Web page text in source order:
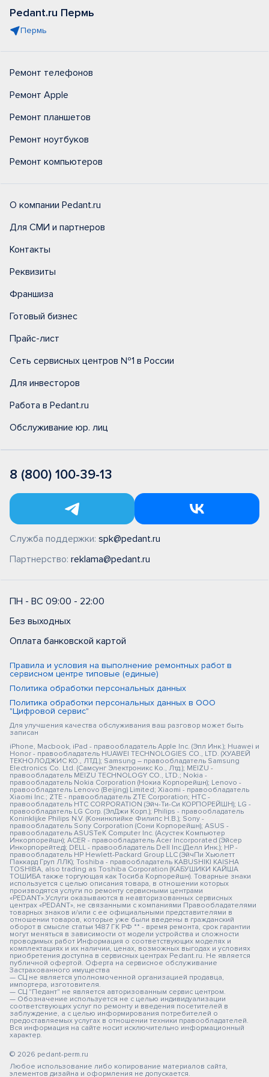
Pedant.ru Пермь
Пермь
Ремонт телефонов
Ремонт Apple
Ремонт планшетов
Ремонт ноутбуков
Ремонт компьютеров
О компании Pedant.ru
Для СМИ и партнеров
Контакты
Реквизиты
Франшиза
Готовый бизнес
Прайс-лист
Сеть сервисных центров №1 в России
Для инвесторов
Работа в Pedant.ru
Обслуживание юр. лиц
8 (800) 100-39-13
Служба поддержки: spk@pedant.ru
Партнерство: reklama@pedant.ru
ПН - ВС 09:00 - 22:00
Без выходных
Оплата банковской картой
Правила и условия на выполнение ремонтных работ в
сервисном центре типовые (единые)
Политика обработки персональных данных
Политика обработки персональных данных в ООО
"Цифровой сервис"
Для улучшения качества обслуживания ваш разговор может быть
записан
iPhone, Macbook, iPad - правообладатель Apple Inc. (Эпл Инк.); Huawei и
Honor - правообладатель HUAWEI TECHNOLOGIES CO., LTD. (ХУАВЕЙ
ТЕКНОЛОДЖИС КО., ЛТД.); Samsung – правообладатель Samsung
Electronics Co. Ltd. (Самсунг Электроникс Ко., Лтд.); MEIZU -
правообладатель MEIZU TECHNOLOGY CO., LTD.; Nokia -
правообладатель Nokia Corporation (Нокиа Корпорейшн); Lenovo -
правообладатель Lenovo (Beijing) Limited; Xiaomi - правообладатель
Xiaomi Inc.; ZTE - правообладатель ZTE Corporation; HTC -
правообладатель HTC CORPORATION (Эйч-Ти-Си КОРПОРЕЙШН); LG -
правообладатель LG Corp. (ЭлДжи Корп.); Philips - правообладатель
Koninklijke Philips N.V. (Конинклийке Филипс Н.В.); Sony -
правообладатель Sony Corporation (Сони Корпорейшн); ASUS -
правообладатель ASUSTeK Computer Inc. (Асустек Компьютер
Инкорпорейшн); ACER - правообладатель Acer Incorporated (Эйсер
Инкорпорейтед); DELL - правообладатель Dell Inc.(Делл Инк.); HP -
правообладатель HP Hewlett-Packard Group LLC (ЭйчПи Хьюлетт
Паккард Груп ЛЛК); Toshiba - правообладатель KABUSHIKI KAISHA
TOSHIBA, also trading as Toshiba Corporation (КАБУШИКИ КАЙША
ТОШИБА также торгующая как Тосиба Корпорейшн). Товарные знаки
используется с целью описания товара, в отношении которых
производятся услуги по ремонту сервисными центрами
«PEDANT».Услуги оказываются в неавторизованных сервисных
центрах «PEDANT», не связанными с компаниями Правообладателями
товарных знаков и/или с ее официальными представителями в
отношении товаров, которые уже были введены в гражданский
оборот в смысле статьи 1487 ГК РФ ** - время ремонта, срок гарантии
могут меняться в зависимости от модели устройства и сложности
проводимых работ Информация о соответствующих моделях и
комплектациях и их наличии, ценах, возможных выгодах и условиях
приобретения доступна в сервисных центрах Pedant.ru. Не является
публичной офертой. Оферта на сервисное обслуживание
Застрахованного имущества
— СЦ не является уполномоченной организацией продавца,
импортера, изготовителя.
— СЦ "Педант" не является авторизованным сервис центром.
— Обозначение используется не с целью индивидуализации
соответствующих услуг по ремонту и введения посетителей в
заблуждение, а с целью информирования потребителей о
предоставляемых услугах в отношении техники правообладателей.
Вся информация на сайте носит исключительно информационный
характер.
© 2026 pedant-perm.ru
Любое использование либо копирование материалов сайта,
элементов дизайна и оформления не допускается.